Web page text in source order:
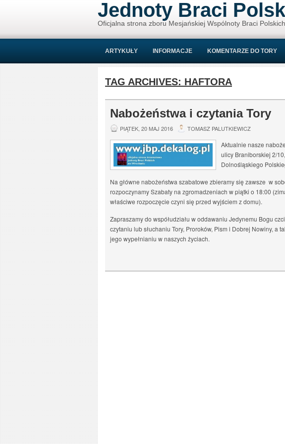
Jednoty Braci
Oficjalna strona zboru Mesjańskiej Wspólnoty Braci
ARTYKUŁY INFORMACJE KOMENTARZE DO TORY
TAG ARCHIVES: HAFTORA
Nabożeństwa i czytania Tory
PIĄTEK, 20 MAJ 2016 TOMASZ PALUTKIEWICZ
Aktualnie nasze
ulicy Braniborskiej 2/
Dolnośląskiego
Na główne nabożeństwa szabatowe zbieramy się zawsze w
rozpoczynamy Szabaty na zgromadzeniach w piątki o 18:00
właściwe rozpoczęcie czyni się przed wyjściem z domu).
Zapraszamy do współudziału w oddawaniu Jedynemu Bogu
czytaniu lub słuchaniu Tory, Proroków, Pism i Dobrej Nowiny, a
jego wypełnianiu w naszych życiach.